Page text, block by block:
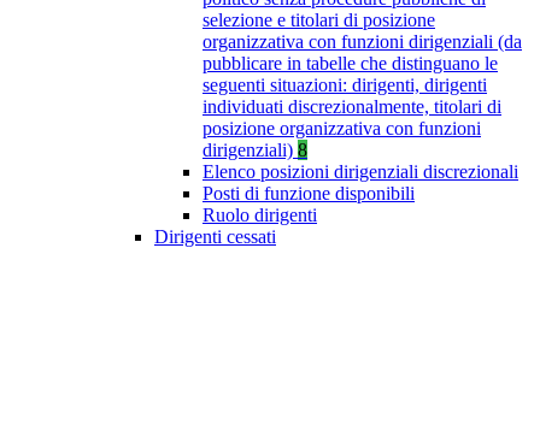
selezione e titolari di posizione
organizzativa con funzioni dirigenziali (da
pubblicare in tabelle che distinguano le
seguenti situazioni: dirigenti, dirigenti
individuati discrezionalmente, titolari di
posizione organizzativa con funzioni
dirigenziali) 8
Elenco posizioni dirigenziali discrezionali
Posti di funzione disponibili
Ruolo dirigenti
Dirigenti cessati